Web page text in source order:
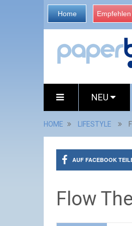
Home
NEU
HOME LIFESTYLE
AUF FACEBOOK
Flow